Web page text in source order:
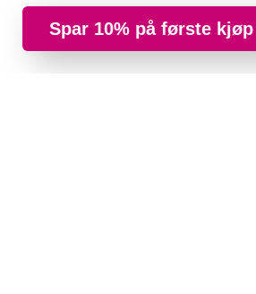
Spar 10% på første kjøp